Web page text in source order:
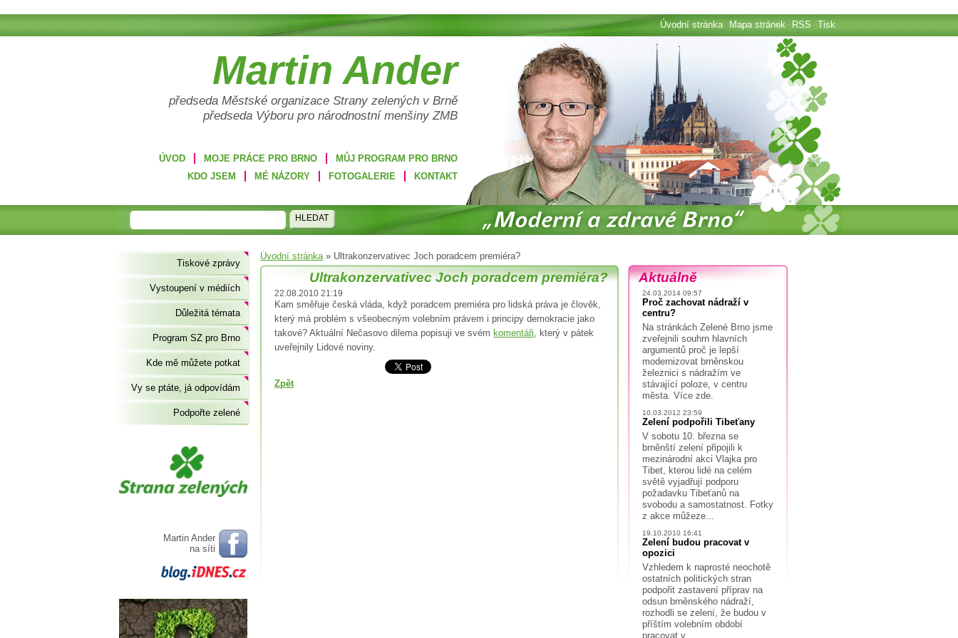
Martin Ander
předseda Městské organizace Strany zelených v Brně
předseda Výboru pro národnostní menšiny ZMB
MŮJ PROGRAM PRO BRNO
MOJE PRÁCE PRO BRNO
ÚVOD
KONTAKT
FOTOGALERIE
MÉ NÁZORY
KDO JSEM
Úvodní stránka » Ultrakonzervativec Joch poradcem premiéra?
Ultrakonzervativec Joch poradcem premiéra?
22.08.2010 21:19
Kam směřuje česká vláda, když poradcem premiéra pro lidská práva je člověk,
který má problém s všeobecným volebním právem i principy demokracie jako
takové? Aktuální Nečasovo dilema popisuji ve svém komentáři, který v pátek
uveřejnily Lidové noviny.
Zpět
Aktuálně
24.03.2014 09:57
Proč zachovat nádraží v
centru?
Na stránkách Zelené Brno jsme
zveřejnili souhrn hlavních
argumentů proč je lepší
modernizovat brněnskou
železnici s nádražím ve
stávající poloze, v centru
města. Více zde.
10.03.2012 23:59
Zelení podpořili Tibeťany
V sobotu 10. března se
brněnští zelení připojili k
mezinárodní akci Vlajka pro
Tibet, kterou lidé na celém
světě vyjadřují podporu
požadavku Tibeťanů na
svobodu a samostatnost. Fotky
z akce můžeze...
19.10.2010 16:41
Zelení budou pracovat v
opozici
Vzhledem k naprosté neochotě
ostatních politických stran
podpořit zastavení příprav na
odsun brněnského nádraží,
rozhodli se zelení, že budou v
příštím volebním období
pracovat v...
Tiskové zprávy
Vystoupení v médiích
Důležitá témata
Program SZ pro Brno
Kde mě můžete potkat
Vy se ptáte, já odpovídám
Podpořte zelené
Martin Ander
na síti
HLEDAT
Úvodní stránka Mapa stránek RSS Tisk